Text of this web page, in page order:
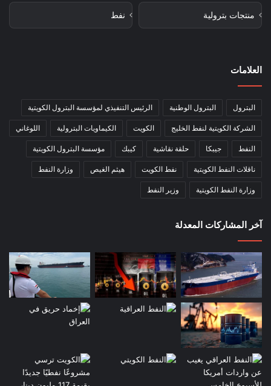
منتجات بترولية نفط
العلامات
البترول البترول الوطنية الرئيس التنفيذي لمؤسسة البترول الكويتية
الشركة الكويتية لنفط الخليج الكويت الكيماويات البترولية اللوغاني
النفط جيبكا حلقة نقاشية كيبك مؤسسة البترول الكويتية
ناقلات النفط الكويتية نفط الكويت هيثم الغيص وزارة النفط
وزارة النفط الكويتية وزير النفط
آخر المشاركات المعدلة